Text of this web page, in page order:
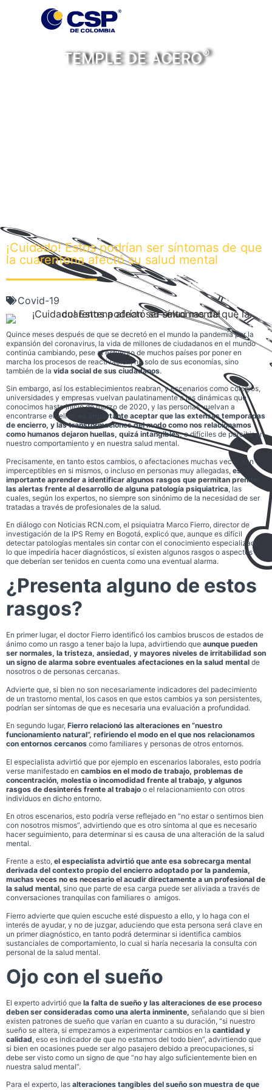
TEMPLE DE ACERO®
¡Cuidado! Estos podrían ser síntomas de que
la cuarentena afectó su salud mental
Covid-19
Quince meses después de que se decretó en el mundo la pandemia por la
expansión del coronavirus, la vida de millones de ciudadanos en el mundo
continúa cambiando, pese al esfuerzo de muchos países por poner en
marcha los procesos de reactivación, no solo de sus economías, sino
también de la vida social de sus ciudadanos.
Sin embargo, así los establecimientos reabran, y escenarios como colegios,
universidades y empresas vuelvan paulatinamente a las dinámicas que
conocimos hasta inicio de marzo de 2020, y las personas vuelvan a
encontrarse en ellos,
es importante aceptar que las extensas temporadas
de encierro, y las transformaciones del modo como nos relacionamos
como humanos dejaron huellas, quizá intangibles,o difíciles de percibir en
nuestro comportamiento y en nuestra salud mental.
Precisamente, en tanto estos cambios, o afectaciones muchas veces son
imperceptibles en si mismos, o incluso en personas muy allegadas, es
importante aprender a identificar algunos rasgos que permitan prender
las alertas frente al desarrollo de alguna patología psiquiatrica, las
cuales, según los expertos, no siempre son sinónimo de la necesidad de ser
tratadas a través de profesionales de la salud.
En diálogo con Noticias RCN.com, el psiquiatra Marco Fierro, director de
investigación de la IPS Remy en Bogotá, explicó que, aunque es difícil
detectar patologías mentales sin contar con el conocimiento especializado,
lo que impediría hacer diagnósticos, sí existen algunos rasgos o aspectos
que deberían ser tenidos en cuenta como una eventual alarma.
¿Presenta alguno de estos
rasgos?
En primer lugar, el doctor Fierro identificó los cambios bruscos de estados de
ánimo como un rasgo a tener bajo la lupa, advirtiendo que aunque pueden
ser normales, la tristeza, ansiedad, y mayores niveles de irritabilidad son
un signo de alarma sobre eventuales afectaciones en la salud mental de
nosotros o de personas cercanas.
Advierte que, si bien no son necesariamente indicadores del padecimiento
de un trastorno mental, los casos en que estos cambios ya son persistentes,
podrían ser síntomas de que es necesaria una evaluación a profundidad.
En segundo lugar, Fierro relacionó las alteraciones en “nuestro
funcionamiento natural”, refiriendo el modo en el que nos relacionamos
con entornos cercanos como familiares y personas de otros entornos.
El especialista advirtió que por ejemplo en escenarios laborales, esto podría
verse manifestado en cambios en el modo de trabajo, problemas de
concentración, molestia o incomodidad frente al trabajo, y algunos
rasgos de desinterés frente al trabajo o el relacionamiento con otros
individuos en dicho entorno.
En otros escenarios, esto podría verse reflejado en “no estar o sentirnos bien
con nosotros mismos”, advirtiendo que es otro síntoma al que es necesario
hacer seguimiento, para determinar si es causa de una alteración de la salud
mental.
Frente a esto, el especialista advirtió que ante esa sobrecarga mental
derivada del contexto propio del encierro adoptado por la pandemia,
muchas veces no es necesario el acudir directamente a un profesional de
la salud mental, sino que parte de esa carga puede ser aliviada a través de
conversaciones tranquilas con familiares o amigos.
Fierro advierte que quien escuche esté dispuesto a ello, y lo haga con el
interés de ayudar, y no de juzgar, aduciendo que esta persona será clave en
un primer diagnóstico, en tanto podrá determinar si identifica cambios
sustanciales de comportamiento, lo cual si haría necesaria la consulta con
personal de la salud mental.
Ojo con el sueño
El experto advirtió que la falta de sueño y las alteraciones de ese proceso
deben ser consideradas como una alerta inminente, señalando que si bien
existen patrones de sueño que varían en cuanto a su duración, “si nuestro
sueño se altera, si empezamos a experimentar cambios en la cantidad y
calidad, eso es indicador de que no estamos del todo bien”, advirtiendo que
si bien en ocasiones puede ser algo pasajero debido a preocupaciones, si
debe ser visto como un signo de que “no hay algo suficientemente bien en
nuestra salud mental”.
Para el experto, las alteraciones tangibles del sueño son muestra de que